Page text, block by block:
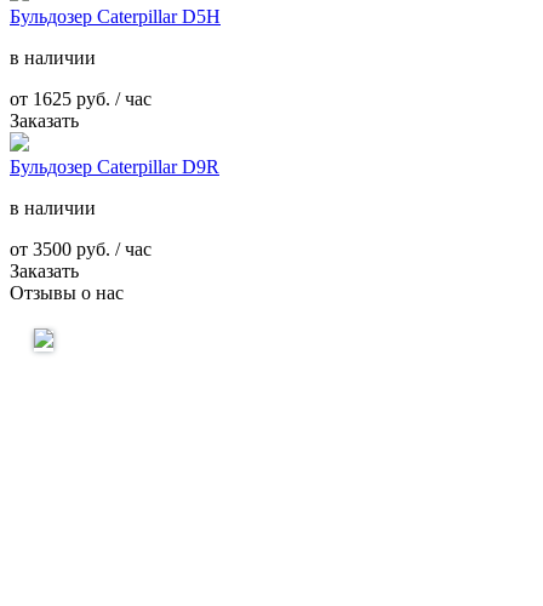
Бульдозер Caterpillar D5H
в наличии
от 1625 руб. / час
Заказать
Бульдозер Caterpillar D9R
в наличии
от 3500 руб. / час
Заказать
Отзывы о нас